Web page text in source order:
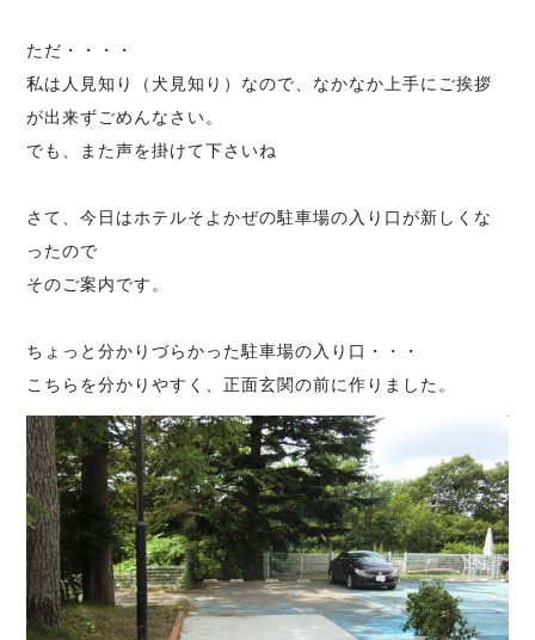
ただ・・・・
私は人見知り（犬見知り）なので、なかなか上手にご挨拶
が出来ずごめんなさい。
でも、また声を掛けて下さいね
さて、今日はホテルそよかぜの駐車場の入り口が新しくな
ったので
そのご案内です。
ちょっと分かりづらかった駐車場の入り口・・・
こちらを分かりやすく、正面玄関の前に作りました。